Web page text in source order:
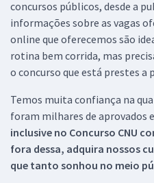
concursos públicos, desde a
informações sobre as vagas
online que oferecemos são
rotina bem corrida, mas
o concurso que está prestes a
Temos muita confiança na
foram milhares de aprovados
inclusive no Concurso CNU
fora dessa, adquira nossos
que tanto sonhou no meio